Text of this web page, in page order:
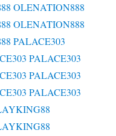
OLENATION888
OLENATION888
PALACE303
PALACE303
PALACE303
PALACE303